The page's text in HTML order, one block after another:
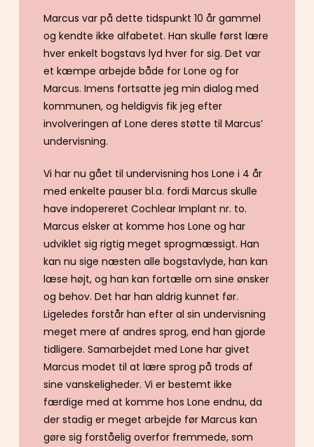
Marcus var på dette tidspunkt 10 år gammel
og kendte ikke alfabetet. Han skulle først lære
hver enkelt bogstavs lyd hver for sig. Det var
et kæmpe arbejde både for Lone og for
Marcus. Imens fortsatte jeg min dialog med
kommunen, og heldigvis fik jeg efter
involveringen af Lone deres støtte til Marcus’
undervisning.
Vi har nu gået til undervisning hos Lone i 4 år
med enkelte pauser bl.a. fordi Marcus skulle
have indopereret Cochlear Implant nr. to.
Marcus elsker at komme hos Lone og har
udviklet sig rigtig meget sprogmæssigt. Han
kan nu sige næsten alle bogstavlyde, han kan
læse højt, og han kan fortælle om sine ønsker
og behov. Det har han aldrig kunnet før.
Ligeledes forstår han efter al sin undervisning
meget mere af andres sprog, end han gjorde
tidligere. Samarbejdet med Lone har givet
Marcus modet til at lære sprog på trods af
sine vanskeligheder. Vi er bestemt ikke
færdige med at komme hos Lone endnu, da
der stadig er meget arbejde før Marcus kan
gøre sig forståelig overfor fremmede, som